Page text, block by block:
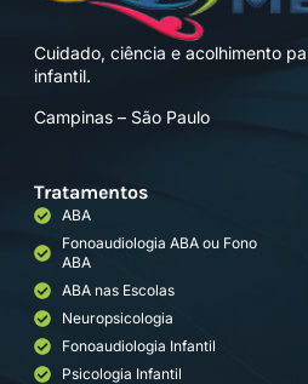
Cuidado, ciência e acolhimento
infantil.
Campinas – São Paulo
Tratamentos
ABA
Fonoaudiologia ABA ou Fono
ABA
ABA nas Escolas
Neuropsicologia
Fonoaudiologia Infantil
Psicologia Infantil